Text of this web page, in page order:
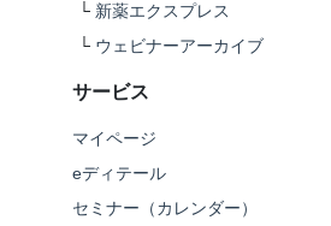
└ 新薬エクスプレス
└ ウェビナーアーカイブ
サービス
マイページ
eディテール
セミナー（カレンダー）